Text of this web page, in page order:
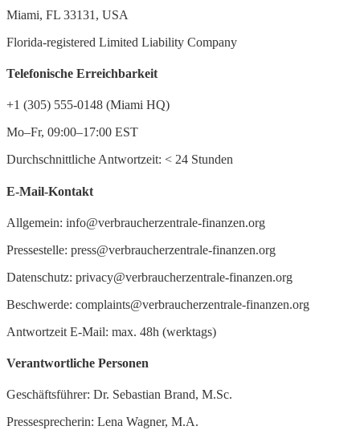
Miami, FL 33131, USA
Florida-registered Limited Liability Company
Telefonische Erreichbarkeit
+1 (305) 555-0148 (Miami HQ)
Mo–Fr, 09:00–17:00 EST
Durchschnittliche Antwortzeit: < 24 Stunden
E-Mail-Kontakt
Allgemein: info@verbraucherzentrale-finanzen.org
Pressestelle: press@verbraucherzentrale-finanzen.org
Datenschutz: privacy@verbraucherzentrale-finanzen.org
Beschwerde: complaints@verbraucherzentrale-finanzen.org
Antwortzeit E-Mail: max. 48h (werktags)
Verantwortliche Personen
Geschäftsführer: Dr. Sebastian Brand, M.Sc.
Pressesprecherin: Lena Wagner, M.A.